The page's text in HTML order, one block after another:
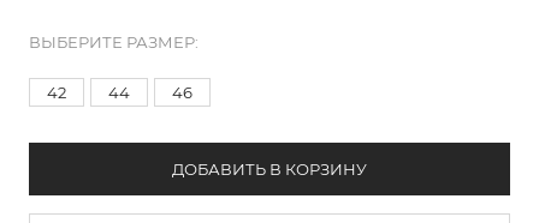
ВЫБЕРИТЕ РАЗМЕР:
42 44 46
ДОБАВИТЬ В КОРЗИНУ